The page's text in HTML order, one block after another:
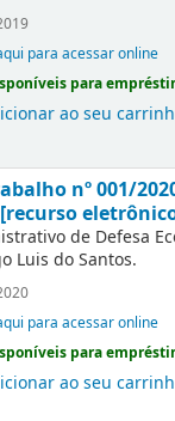
para acessar online
para
ao seu
nº 001/
[recurso
de Defesa
Luis do Santos.
para acessar online
para
ao seu